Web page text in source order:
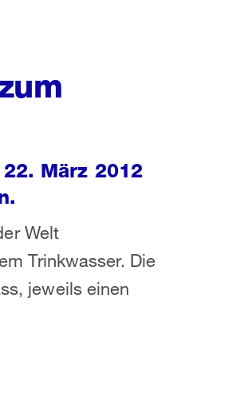
März 2012
Welt
Trinkwasser. Die
jeweils einen